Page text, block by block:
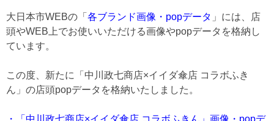
大日本市WEBの「 各ブランド画像・popデータ 」には、店
頭やWEB上でお使いいただける画像やpopデータを格納し
ています。
この度、新たに「中川政七商店×イイダ傘店 コラボふき
ん」の店頭popデータを格納いたしました。
・「中川政七商店×イイダ傘店 コラボふきん」画像・popデ